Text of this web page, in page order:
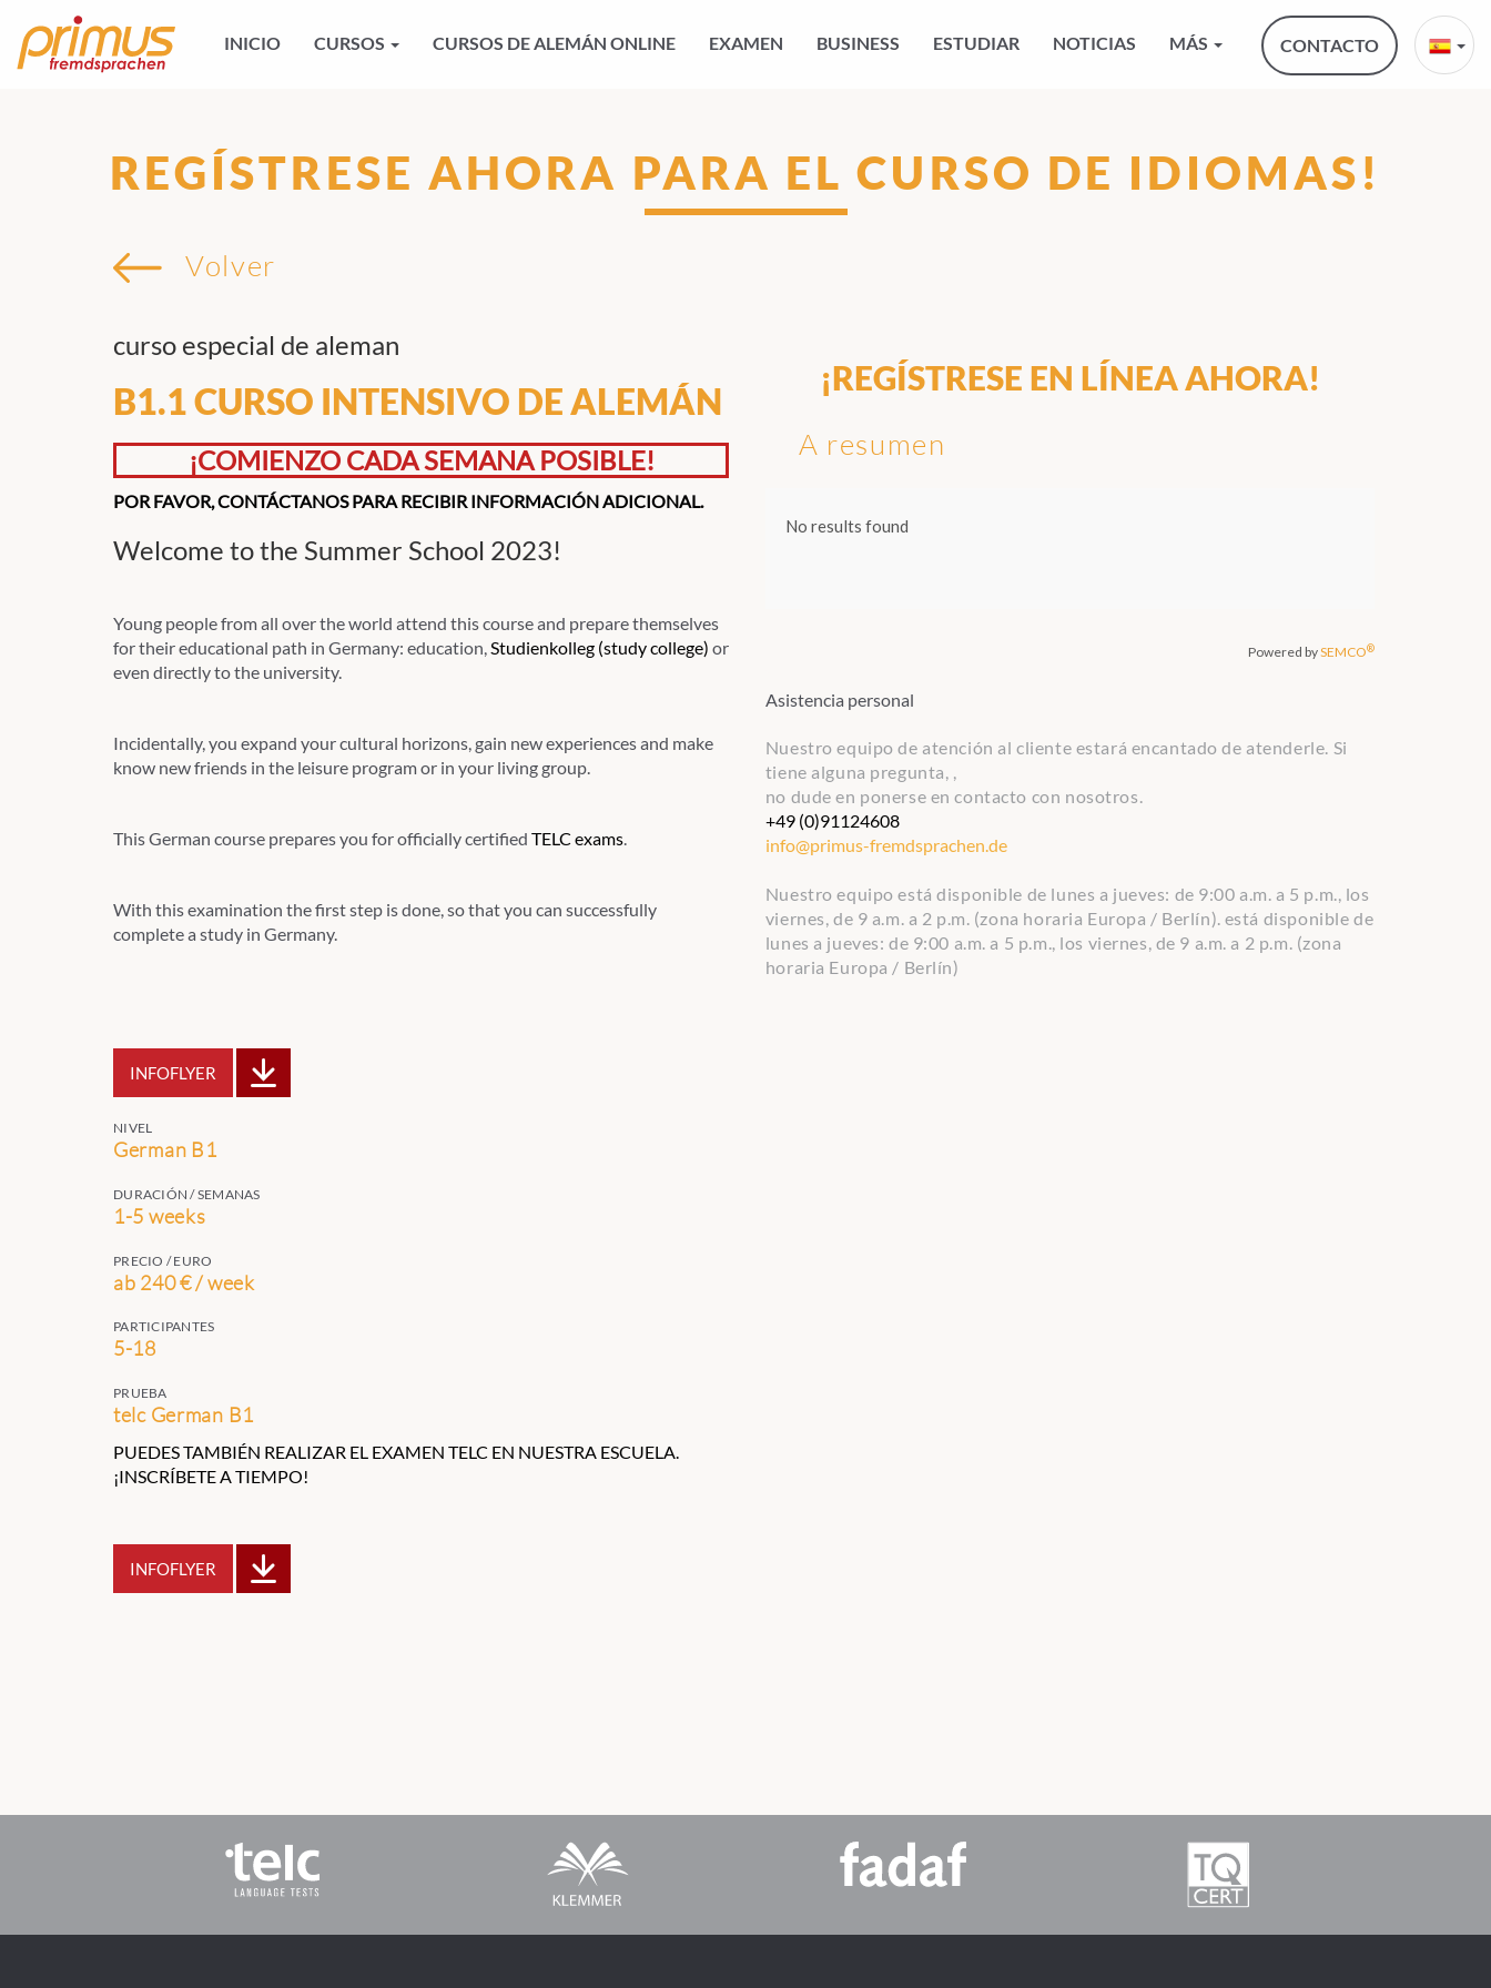
CONTACTO
INICIO CURSOS CURSOS DE ALEMÁN ONLINE EXAMEN BUSINESS ESTUDIAR NOTICIAS MÁS
REGÍSTRESE AHORA PARA EL CURSO DE IDIOMAS!
Volver
curso especial de aleman
B1.1 CURSO INTENSIVO DE ALEMÁN
¡COMIENZO CADA SEMANA POSIBLE!
POR FAVOR, CONTÁCTANOS PARA RECIBIR INFORMACIÓN ADICIONAL.
Welcome to the Summer School 2023!
Young people from all over the world attend this course and prepare themselves
for their educational path in Germany: education,Studienkolleg (study college) or
even directly to the university.
Incidentally, you expand your cultural horizons, gain new experiences and make
know new friends in the leisure program or in your living group.
This German course prepares you for officially certified TELC exams.
With this examination the first step is done, so that you can successfully
complete a study in Germany.
INFOFLYER
NIVEL
German B1
DURACIÓN / SEMANAS
1-5 weeks
PRECIO / EURO
ab 240 € / week
PARTICIPANTES
5-18
PRUEBA
telc German B1
PUEDES TAMBIÉN REALIZAR EL EXAMEN TELC EN NUESTRA ESCUELA.
¡INSCRÍBETE A TIEMPO!
INFOFLYER
¡REGÍSTRESE EN LÍNEA AHORA!
A resumen
Asistencia personal
Nuestro equipo de atención al cliente estará encantado de atenderle. Si
tiene alguna pregunta, ,
no dude en ponerse en contacto con nosotros.
+49 (0)91124608
info@primus-fremdsprachen.de
Nuestro equipo está disponible de lunes a jueves: de 9:00 a.m. a 5 p.m., los
viernes, de 9 a.m. a 2 p.m. (zona horaria Europa / Berlín). está disponible de
lunes a jueves: de 9:00 a.m. a 5 p.m., los viernes, de 9 a.m. a 2 p.m. (zona
horaria Europa / Berlín)